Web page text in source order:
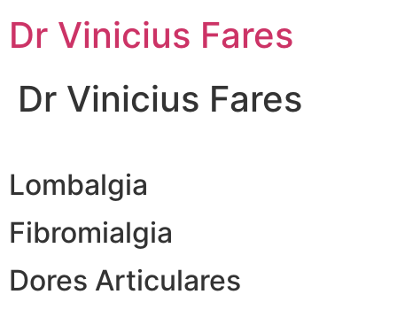
para
Dr Vinicius Fares
Dr Vinicius Fares
Lombalgia
Fibromialgia
Dores Articulares